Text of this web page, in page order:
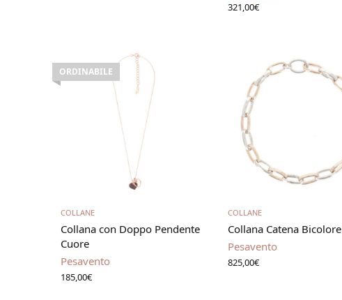
321,00€
ORDINABILE
COLLANE
Collana con Doppo Pendente
Cuore
Pesavento
185,00€
Aggiungi al carrello
COLLANE
Collana Catena Bicolore
Pesavento
825,00€